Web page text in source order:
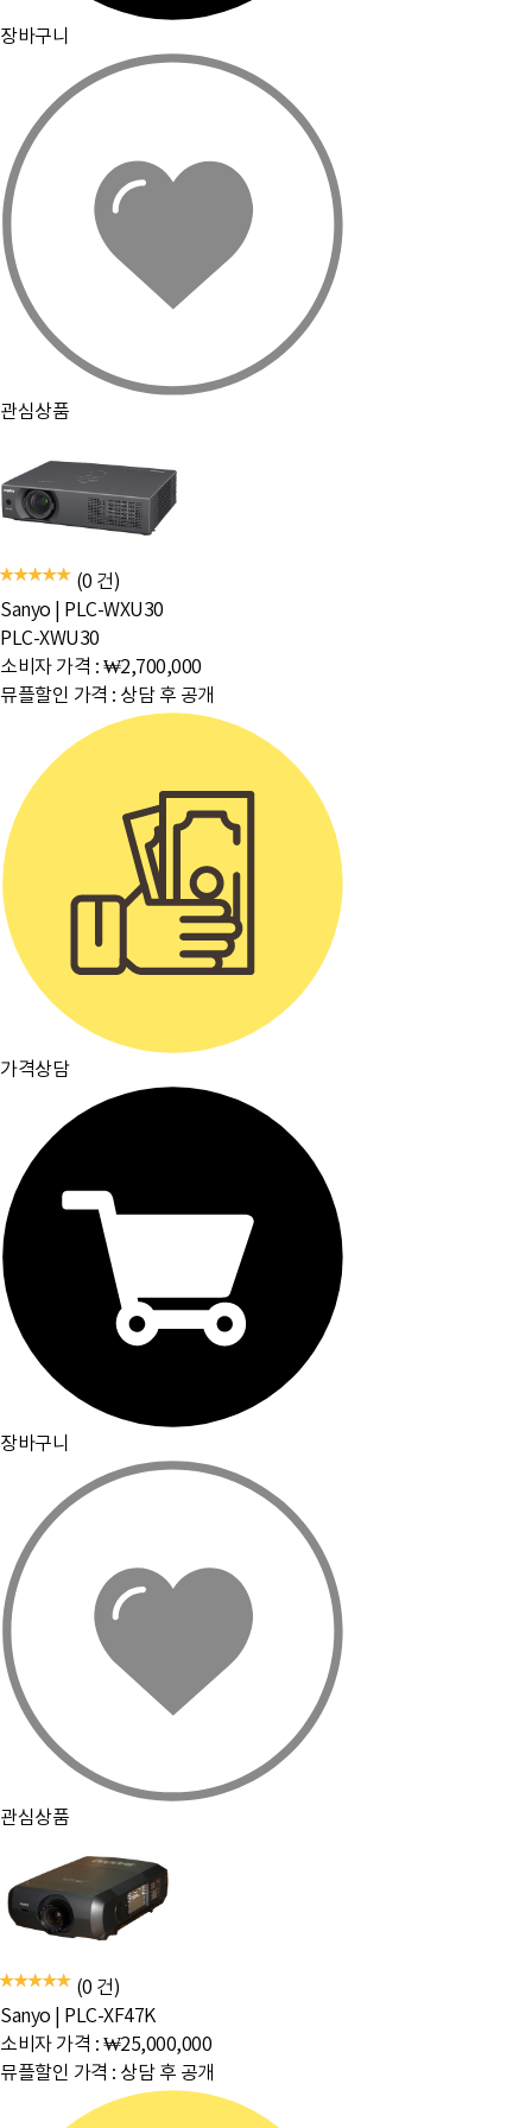
장바구니
관심상품
(0 건)
Sanyo
PLC-WXU30
PLC-XWU30
소비자 가격 : ₩2,700,000
뮤플할인 가격 : 상담 후 공개
가격상담
장바구니
관심상품
(0 건)
Sanyo
PLC-XF47K
소비자 가격 : ₩25,000,000
뮤플할인 가격 : 상담 후 공개